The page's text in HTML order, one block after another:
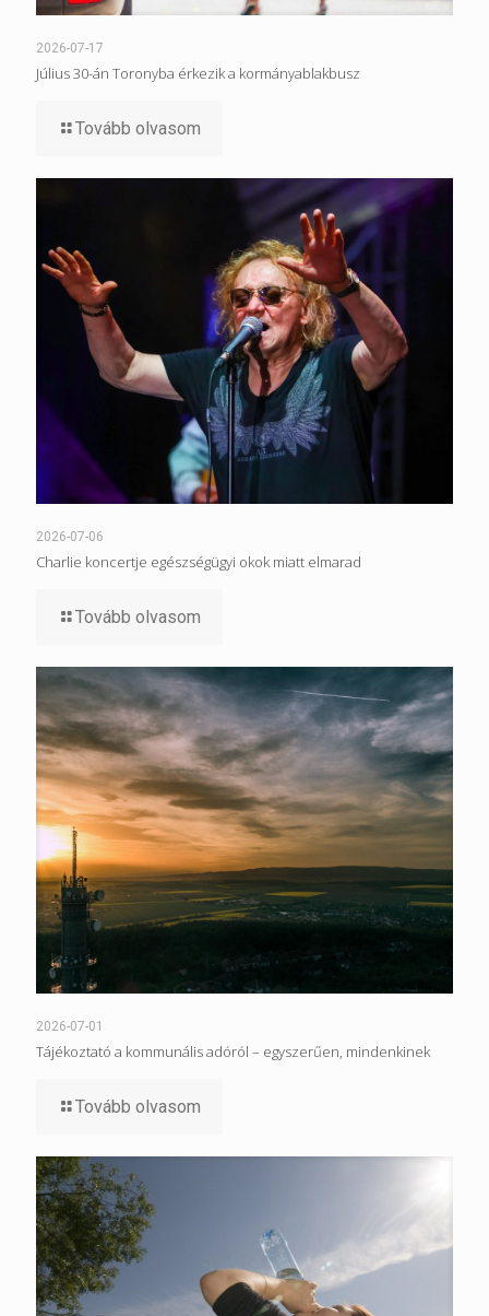
2026-07-17
Július 30-án Toronyba érkezik a kormányablakbusz
Tovább olvasom
2026-07-06
Charlie koncertje egészségügyi okok miatt elmarad
Tovább olvasom
2026-07-01
Tájékoztató a kommunális adóról – egyszerűen, mindenkinek
Tovább olvasom